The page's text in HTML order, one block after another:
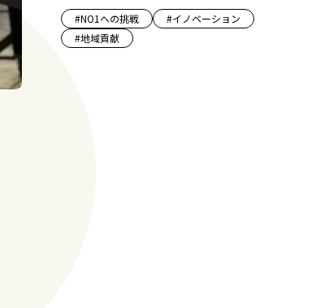
#NO1への挑戦 #イノベーション
#地域貢献